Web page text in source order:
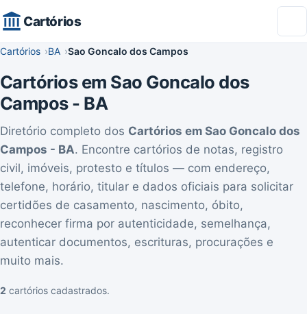
Cartórios
Cartórios BA Sao Goncalo dos Campos
Cartórios em Sao Goncalo dos
Campos - BA
Diretório completo dos Cartórios em Sao Goncalo dos
Campos - BA. Encontre cartórios de notas, registro
civil, imóveis, protesto e títulos — com endereço,
telefone, horário, titular e dados oficiais para solicitar
certidões de casamento, nascimento, óbito,
reconhecer firma por autenticidade, semelhança,
autenticar documentos, escrituras, procurações e
muito mais.
2 cartórios cadastrados.